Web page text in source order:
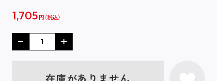
1,705 円
在庫がありません